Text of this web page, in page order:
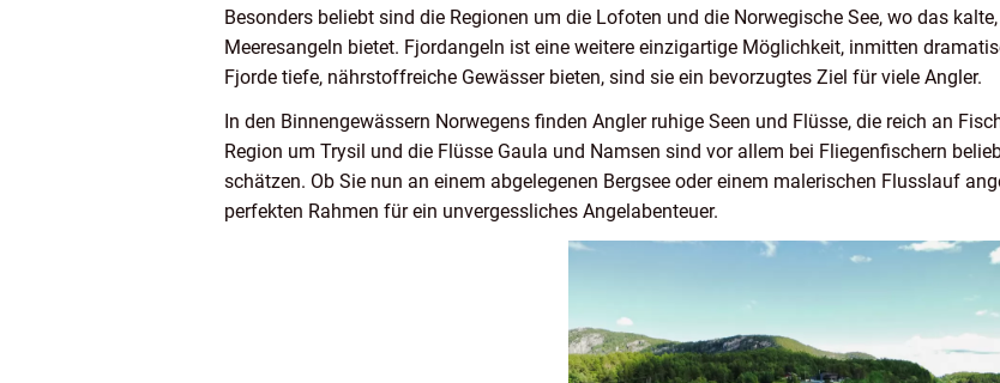
Besonders beliebt sind die Regionen um die Lofoten und die Norwegische See, wo das
Meeresangeln bietet. Fjordangeln ist eine weitere einzigartige Möglichkeit, inmitten
Fjorde tiefe, nährstoffreiche Gewässer bieten, sind sie ein bevorzugtes Ziel für viele Angler.
In den Binnengewässern Norwegens finden Angler ruhige Seen und Flüsse, die reich an
Region um Trysil und die Flüsse Gaula und Namsen sind vor allem bei Fliegenfischern
schätzen. Ob Sie nun an einem abgelegenen Bergsee oder einem malerischen Flusslauf
perfekten Rahmen für ein unvergessliches Angelabenteuer.